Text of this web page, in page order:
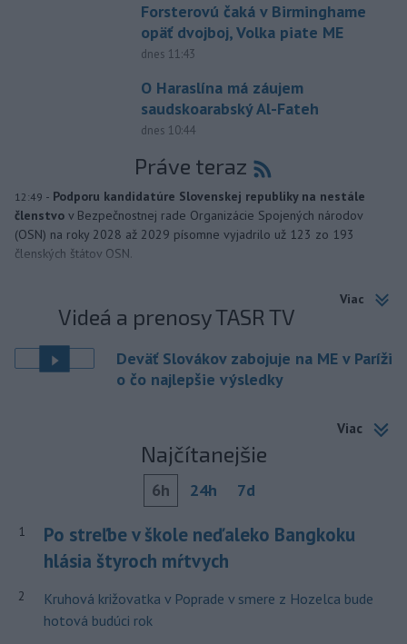
Forsterovú čaká v Birminghame
opäť dvojboj, Volka piate ME
dnes 11:43
O Haraslína má záujem
saudskoarabský Al-Fateh
dnes 10:44
Práve teraz
12:49 - Podporu kandidatúre Slovenskej republiky na nestále
členstvo v Bezpečnostnej rade Organizácie Spojených národov
(OSN) na roky 2028 až 2029 písomne vyjadrilo už 123 zo 193
členských štátov OSN.
Viac
Videá a prenosy TASR TV
Deväť Slovákov zabojuje na ME v Paríži
o čo najlepšie výsledky
Viac
Najčítanejšie
6h 24h 7d
1
Po streľbe v škole neďaleko Bangkoku
hlásia štyroch mŕtvych
2
Kruhová križovatka v Poprade v smere z Hozelca bude
hotová budúci rok